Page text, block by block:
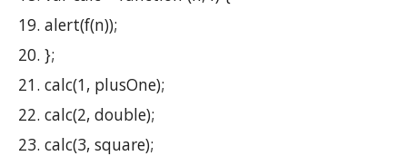
alert(f(n));
};
calc(1, plusOne);
calc(2, double);
calc(3, square);